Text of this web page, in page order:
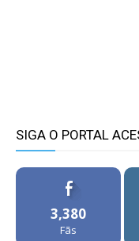
SIGA O PORTAL
3,380
Fãs